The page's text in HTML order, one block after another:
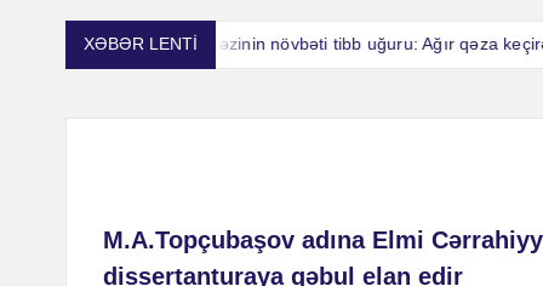
XƏBƏR LENTİ
Elmi Cərrahiyyə Mərkəzinin növbəti tibb uğuru: Ağır qəza
M.A.Topçubaşov adına Elmi
dissertanturaya qəbul elan edir